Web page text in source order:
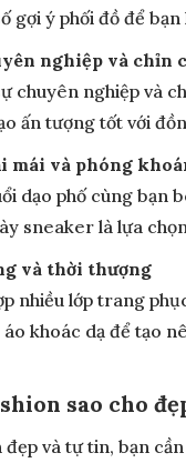
gợi ý phối đồ để
nghiệp và chỉn
nghiệp và
ấn tượng tốt với
mái và phóng
dạo phố cùng
sneaker là lựa
và thời thượng
nhiều lớp trang
khoác dạ để tạo
sao cho
và tự tin, bạn